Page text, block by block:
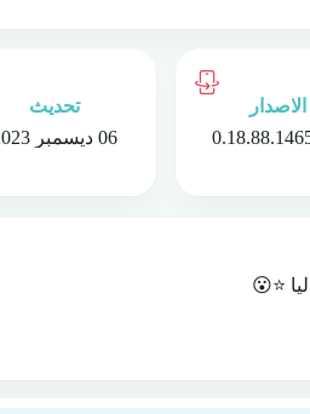
الاصدار
تحديث
06 ديسمبر 2023